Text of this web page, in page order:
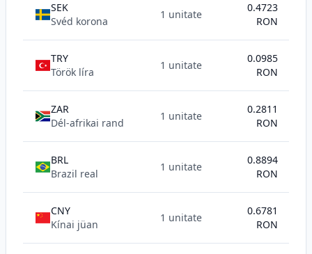
SEK
Svéd korona
1 unitate
0.4723
RON
TRY
Török líra
1 unitate
0.0985
RON
ZAR
Dél-afrikai rand
1 unitate
0.2811
RON
BRL
Brazil real
1 unitate
0.8894
RON
CNY
Kínai jüan
1 unitate
0.6781
RON